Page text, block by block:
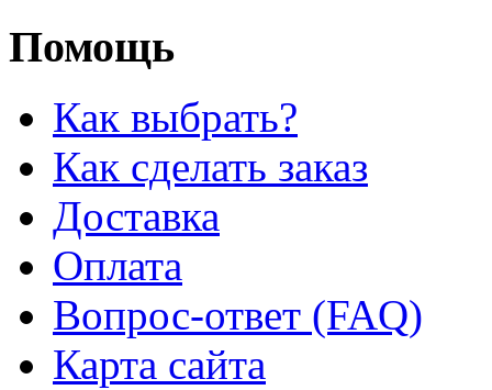
Помощь
Как выбрать?
Как сделать заказ
Доставка
Оплата
Вопрос-ответ (FAQ)
Карта сайта